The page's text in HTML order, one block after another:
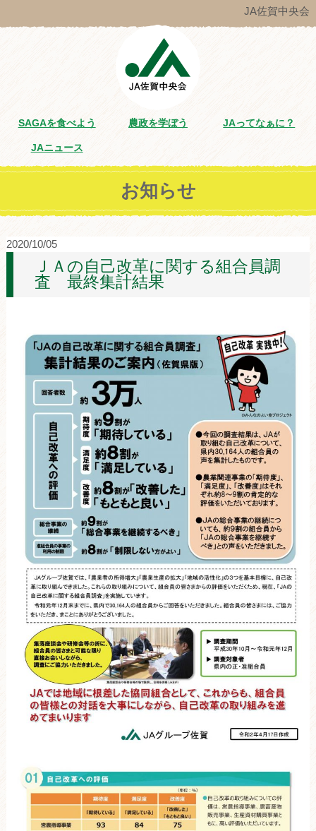
JA佐賀中央会
SAGAを食べよう 農政を学ぼう JAってなぁに？
JAニュース
お知らせ
2020/10/05
ＪＡの自己改革に関する組合員調
査 最終集計結果